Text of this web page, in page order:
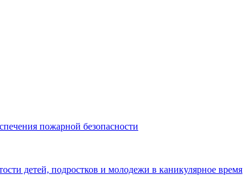
пожарной безопасности
детей, подростков и молодежи в каникулярное время